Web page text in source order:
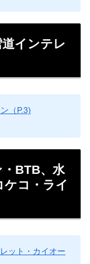
道インテレ
（P.3)
・BTB、水
コ・ライ
ット・カイオー